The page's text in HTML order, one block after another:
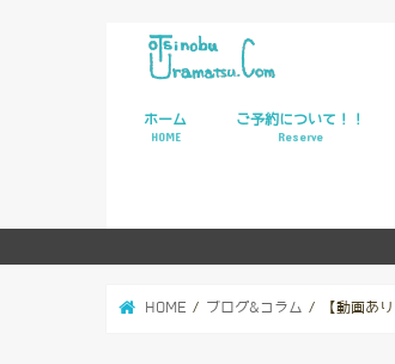
ホーム
HOME
ご予約について！！
Reserve
HOME ブログ&コラム 【動画あ